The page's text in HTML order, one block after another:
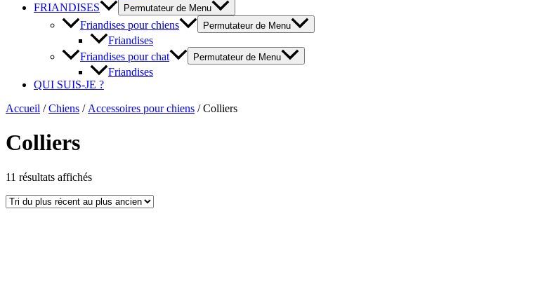
FRIANDISES
Permutateur de Menu
Friandises pour chiens Permutateur de Menu
Friandises
Friandises pour chat
Permutateur de Menu
Friandises
QUI SUIS-JE ?
Accueil /Chiens / Accessoires pour chiens / Colliers
Colliers
11 résultats affichés